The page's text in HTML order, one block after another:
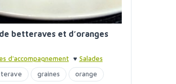
betteraves et d’oranges
d'accompagnement ♥ Salades
d'accompagnement
graines orange